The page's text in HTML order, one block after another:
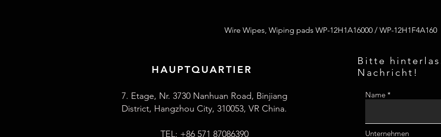
Wire Wipes, Wiping pads WP-12H1A16000 / WP-12H1F4A160
HAUPTQUARTIER
7. Etage, Nr. 3730 Nanhuan Road, Binjiang
District, Hangzhou City, 310053, VR China.
TEL: +86 571 87086390
Bitte
Nachricht!
Name
Unternehmen